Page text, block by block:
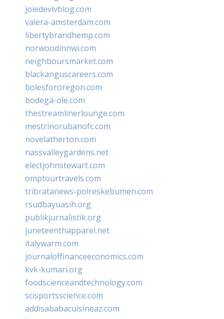
joiedevivblog.com
valera-amsterdam.com
libertybrandhemp.com
norwoodinnwi.com
neighboursmarket.com
blackanguscareers.com
bolesfororegon.com
bodega-ole.com
thestreamlinerlounge.com
mestrinorubanofc.com
novelatherton.com
nassvalleygardens.net
electjohnstewart.com
omptourtravels.com
tribratanews-polreskebumen.com
rsudbayuasih.org
publikjurnalistik.org
juneteenthapparel.net
italywarm.com
journaloffinanceeconomics.com
kvk-kumari.org
foodscienceandtechnology.com
scisportsscience.com
addisababacuisineaz.com